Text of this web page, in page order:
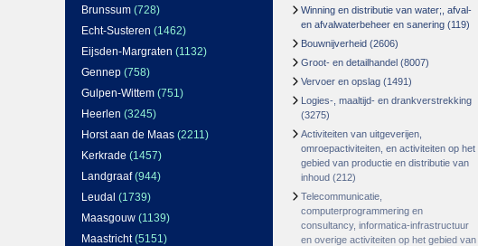
Brunssum (728)
Echt-Susteren (1462)
Eijsden-Margraten (1132)
Gennep (758)
Gulpen-Wittem (751)
Heerlen (3245)
Horst aan de Maas (2211)
Kerkrade (1457)
Landgraaf(944)
Leudal (1739)
Maasgouw (1139)
Maastricht(5151)
Winning en distributie van water;, afval-
en afvalwaterbeheer en sanering (119)
Bouwnijverheid (2606)
Groot- en detailhandel (8007)
Vervoer en opslag (1491)
Logies-, maaltijd- en drankverstrekking
(3275)
Activiteiten van uitgeverijen,
omroepactiviteiten, en activiteiten op het
gebied van productie en distributie van
inhoud (212)
Telecommunicatie,
computerprogrammering en
consultancy, informatica-infrastructuur
en overige activiteiten op het gebied van